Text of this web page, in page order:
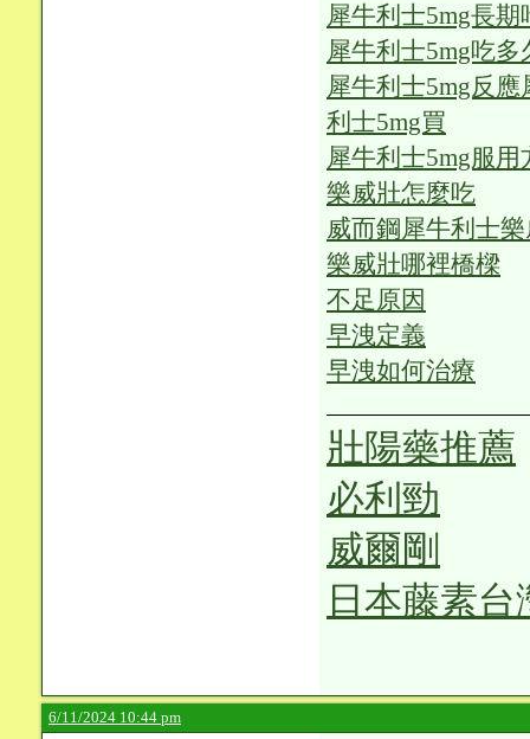
犀牛利士5mg長期
犀牛利士5mg吃多
犀牛利士5mg反應
利士5mg買
犀牛利士5mg服用
樂威壯怎麼吃
威而鋼犀牛利士
樂威壯哪裡橋樑
不足原因
早洩定義
早洩如何治療
壯陽藥推薦
必利勁
威爾剛
日本藤素
6/11/2024 10:44 pm